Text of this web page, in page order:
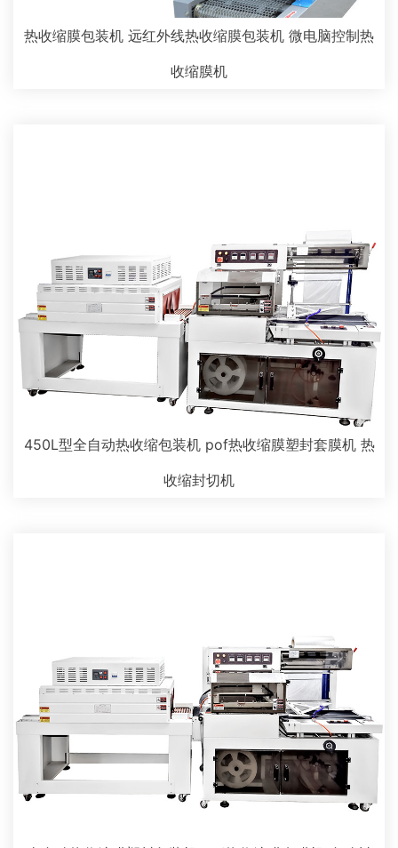
热收缩膜包装机 远红外线热收缩膜包装机 微电脑控制热
收缩膜机
450L型全自动热收缩包装机 pof热收缩膜塑封套膜机 热
收缩封切机